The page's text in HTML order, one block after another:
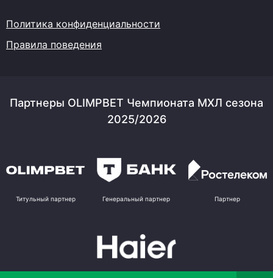
Политика конфиденциальности
Правила поведения
Партнеры OLIMPBET Чемпионата МХЛ сезона
2025/2026
Титульный партнер Генеральный партнер Партнер